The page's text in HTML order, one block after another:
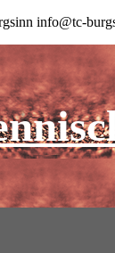
info@tc-